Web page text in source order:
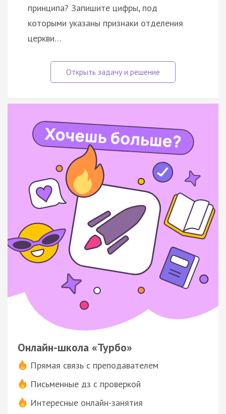
принципа? Запишите цифры, под
которыми указаны признаки отделения
церкви…
Онлайн-школа «Турбо»
Прямая связь с преподавателем
Письменные дз с проверкой
Интересные онлайн-занятия